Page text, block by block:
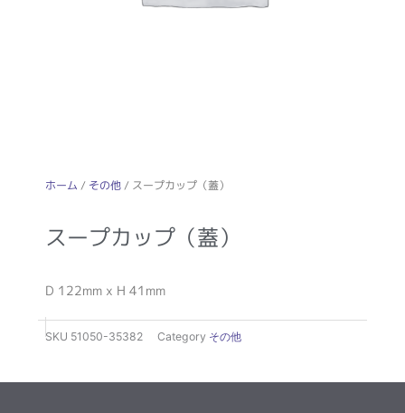
ホーム / その他/ スープカップ（蓋）
スープカップ（蓋）
D 122mm x H 41mm
SKU 51050-35382 Category その他